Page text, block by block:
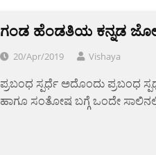
ಗಂಡ ಹೆಂಡತಿಯ ಕನ್ನಡ
20/Apr/2019 Vishaya
ಪ್ರಬಂಧ ಸ್ಪರ್ಧೆ ಅದೊಂದು ಪ್ರಬಂಧ
ಹಾಗೂ ಸಂತೋಷ ಬಗ್ಗೆ ಒಂದೇ